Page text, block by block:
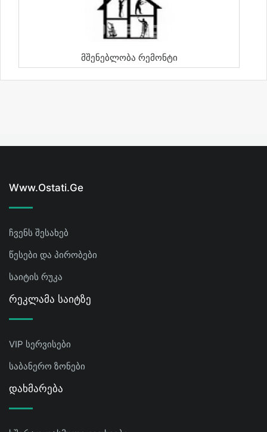
Მშენებლობა Რემონტი
Www.ostati.ge
ჩვენს შესახებ
წესები და პირობები
საიტის რუკა
Რეკლამა Საიტზე
VIP სერვისები
საბანერო ზონები
Დახმარება